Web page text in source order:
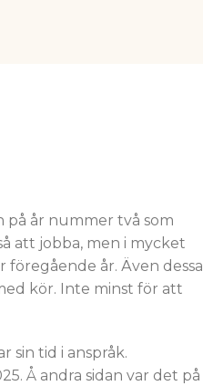
på år nummer två som
att jobba, men i mycket
år. Även dessa
kör. Inte minst för att
sin tid i anspråk.
Å andra sidan var det på